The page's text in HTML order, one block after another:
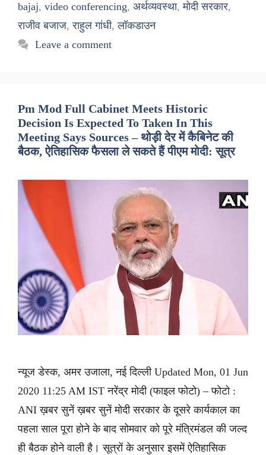
bajaj, video conferencing, अर्थव्यवस्था,मोदी सरकार,
राजीव बजाज,राहुल गांधी,लॉकडाउन
Leave a comment
Pm Mod Full Cabinet Meets Historic
Decision Is Expected To Taken In This
Meeting Says Sources – थोड़ी देर में कैबिनेट की
बैठक, ऐतिहासिक फैसला ले सकते हैं पीएम मोदी: सूत्र
न्यूज डेस्क, अमर उजाला, नई दिल्ली Updated Mon, 01 Jun
2020 11:25 AM IST नरेंद्र मोदी (फाइल फोटो) – फोटो :
ANI ख़बर सुनें ख़बर सुनें मोदी सरकार के दूसरे कार्यकाल का
पहला साल पूरा होने के बाद सोमवार को पूरे मंत्रिमंडल की जल्द
ही बैठक होने वाली है। सूत्रों के अनुसार इसमें ऐतिहासिक